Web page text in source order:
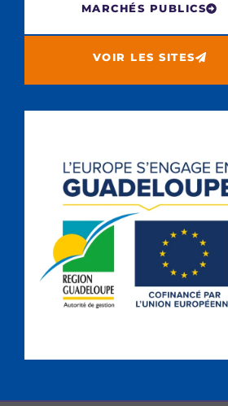
MARCHÉS PUBLICS
VOIR LES SITES